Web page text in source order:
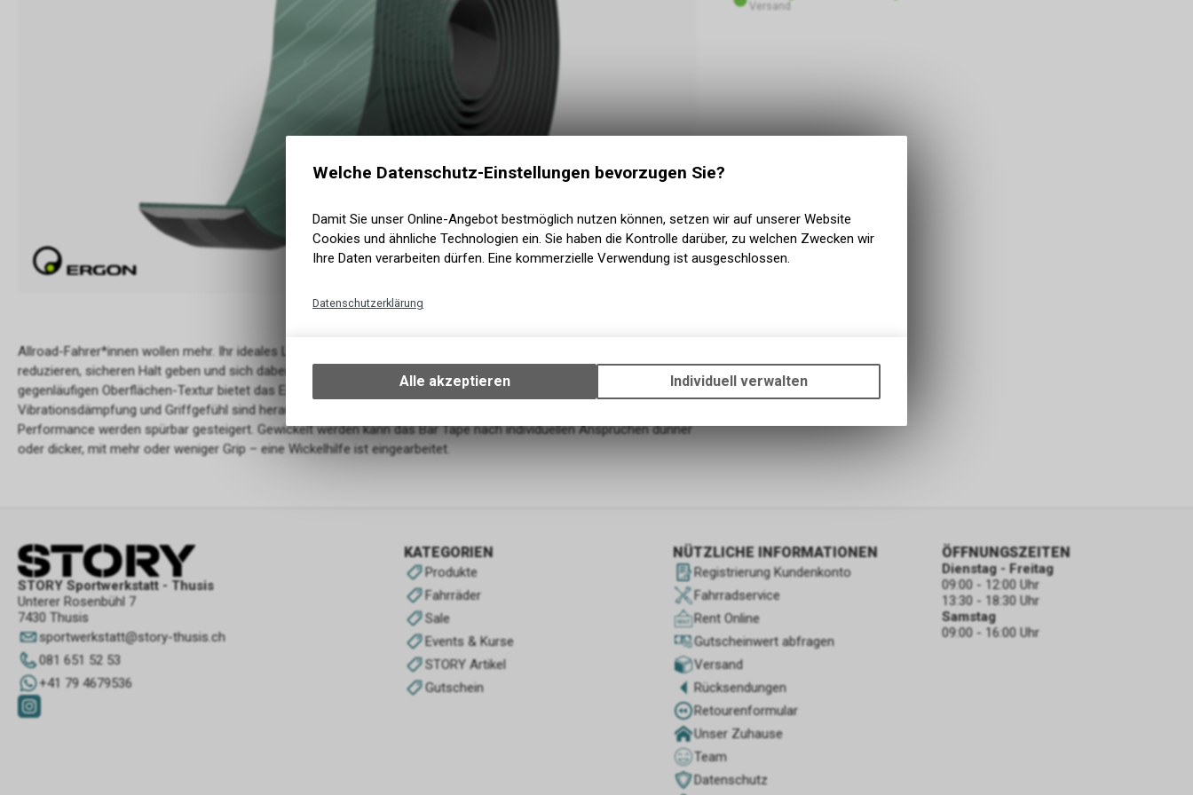
Versand
Allroad-Fahrer*innen wollen mehr. Ihr ideales Lenkerband soll auf verschiedenen Untergründen Beschwerden
reduzieren, sicheren Halt geben und sich dabei auch gut anfühlen. Mit 2,5 mm Dicke und einer mittelgroben,
gegenläufigen Oberflächen-Textur bietet das Ergon BT Allroad die gewünschte All-in-one-Lösung.
Vibrationsdämpfung und Griffgefühl sind herausragend, auf den Händen lastet weniger Druck, Fahrspaß und
Performance werden spürbar gesteigert. Gewickelt werden kann das Bar Tape nach individuellen Ansprüchen dünner
oder dicker, mit mehr oder weniger Grip – eine Wickelhilfe ist eingearbeitet.
STORY Sportwerkstatt - Thusis
Unterer Rosenbühl 7
7430 Thusis
sportwerkstatt@story-thusis.ch
081 651 52 53
+41 79 4679536
KATEGORIEN
Produkte
Fahrräder
Sale
Events & Kurse
STORY Artikel
Gutschein
NÜTZLICHE INFORMATIONEN
Registrierung Kundenkonto
Fahrradservice
Rent Online
Gutscheinwert abfragen
Versand
Rücksendungen
Retourenformular
Unser Zuhause
Team
Datenschutz
ÖFFNUNGSZEITEN
Dienstag - Freitag
09:00 - 12:00 Uhr
13:30 - 18:30 Uhr
Samstag
09:00 - 16:00 Uhr
Welche Datenschutz-Einstellungen bevorzugen Sie?
Damit Sie unser Online-Angebot bestmöglich nutzen können, setzen wir auf unserer Website
Cookies und ähnliche Technologien ein. Sie haben die Kontrolle darüber, zu welchen Zwecken wir
Ihre Daten verarbeiten dürfen. Eine kommerzielle Verwendung ist ausgeschlossen.
Datenschutzerklärung
Ihrem Gerät, um die grundlegenden Funktionen unseres Online-Angebots, wie die
Verwendung des Warenkorbs, zu ermöglichen. Bitte beachten Sie, dass die
zulassen.
Alle akzeptieren Individuell verwalten